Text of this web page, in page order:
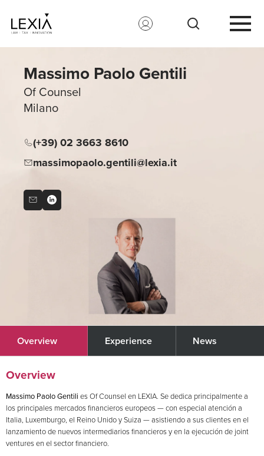
Search for:
Massimo Paolo Gentili
Of Counsel
Milano
(+39) 02 3663 8610
massimopaolo.gentili@lexia.it
Overview Experience News
Overview
Massimo Paolo Gentili es Of Counsel en LEXIA. Se dedica principalmente a
los principales mercados financieros europeos — con especial atención a
Italia, Luxemburgo, el Reino Unido y Suiza — asistiendo a sus clientes en el
lanzamiento de nuevos intermediarios financieros y en la ejecución de joint
ventures en el sector financiero.